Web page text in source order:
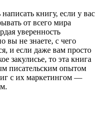
книгу, если у вас
от всего мира
уверенность
вы не знаете, с чего
и если даже вам просто
закулисье, то эта книга
писательским опытом
с их маркетингом —